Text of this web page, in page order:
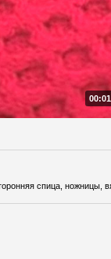
спица, ножницы,